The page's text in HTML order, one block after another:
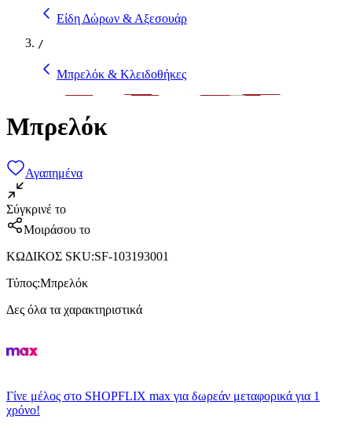
Είδη Δώρων & Αξεσουάρ
/
Μπρελόκ & Κλειδοθήκες
Μπρελόκ
Αγαπημένα
Σύγκρινέ το
Μοιράσου το
ΚΩΔΙΚΟΣ SKU:SF-103193001
Τύπος:Μπρελόκ
Δες όλα τα χαρακτηριστικά
Γίνε μέλος στο SHOPFLIX max για δωρεάν μεταφορικά για 1
χρόνο!